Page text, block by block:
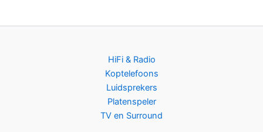
HiFi & Radio
Koptelefoons
Luidsprekers
Platenspeler
TV en Surround